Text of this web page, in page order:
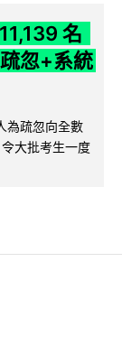
名
忽+系統
為疏忽向全數
大批考生一度